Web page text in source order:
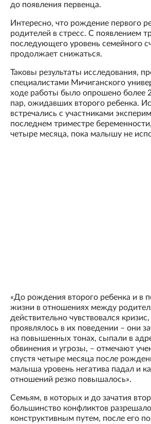
до появления первенца.
Интересно, что рождение первого
родителей в стресс. С появлением
последующего уровень семейного
продолжает снижаться.
Таковы результаты исследования,
специалистами Мичиганского
ходе работы было опрошено более
пар, ожидавших второго ребенка.
встречались с участниками
последнем триместре
четыре месяца, пока малышу не
«До рождения второго ребенка и в
жизни в отношениях между
действительно чувствовался
проявлялось в их поведении – они
на повышенных тонах, сыпали в
обвинения и угрозы, – отмечают
спустя четыре месяца после
малыша уровень негатива падал и
отношений резко повышалось».
Семьям, в которых и до зачатия
большинство конфликтов
конструктивным путем, после его